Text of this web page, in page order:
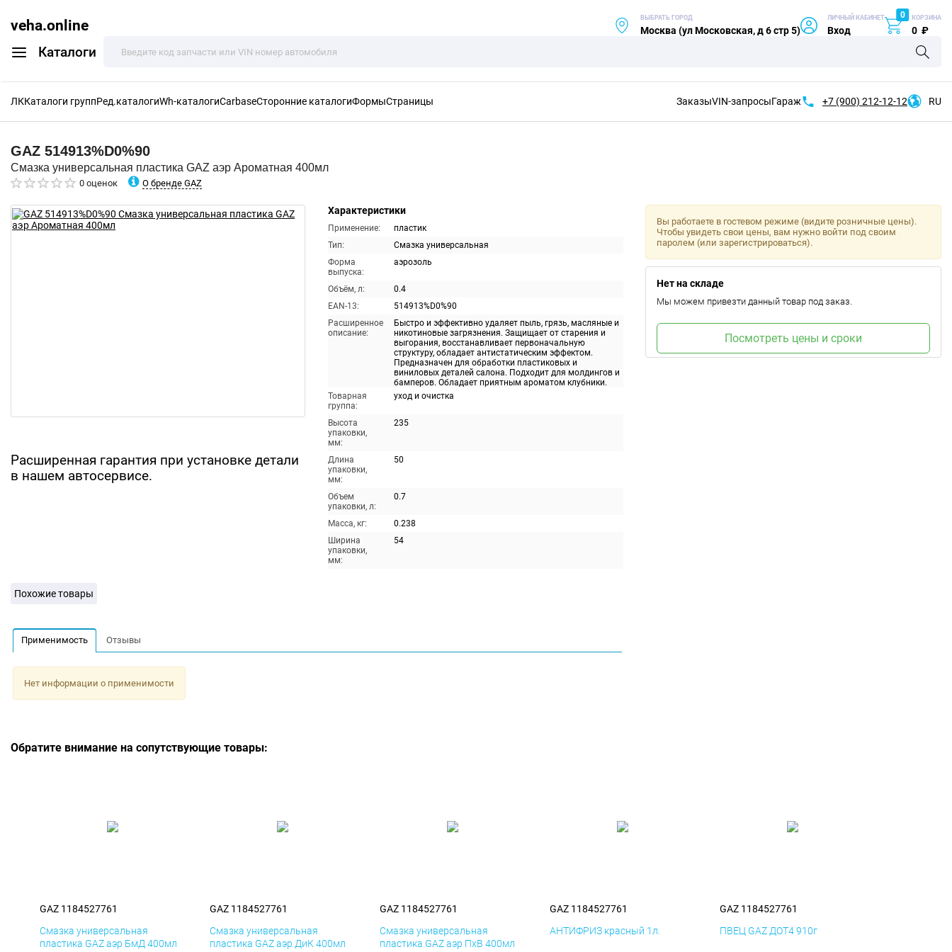
veha.online
Каталоги
ВЫБРАТЬ ГОРОД
Москва (ул Московская, д 6 стр 5)
ЛИЧНЫЙ КАБИНЕТ
Вход
0 КОРЗИНА
0 ₽
ЛККаталоги группРед.каталогиWh-каталогиCarbaseСторонние каталогиФормыСтраницы ЗаказыVIN-запросыГараж +7 (900) 212-12-12 RU
GAZ 514913%D0%90
Смазка универсальная пластика GAZ аэр Ароматная 400мл
0 оценок О бренде GAZ
Расширенная гарантия при установке детали
в нашем автосервисе.
Характеристики
Применение:
пластик
Тип:
Смазка универсальная
Форма
выпуска:
аэрозоль
Объём, л:
0.4
EAN-13:
514913%D0%90
Расширенное
описание:
Быстро и эффективно удаляет пыль, грязь, масляные и
никотиновые загрязнения. Защищает от старения и
выгорания, восстанавливает первоначальную
структуру, обладает антистатическим эффектом.
Предназначен для обработки пластиковых и
виниловых деталей салона. Подходит для молдингов и
бамперов. Обладает приятным ароматом клубники.
Товарная
группа:
уход и очистка
Высота
упаковки,
мм:
235
Длина
упаковки,
мм:
50
Объем
упаковки, л:
0.7
Масса, кг:
0.238
Ширина
упаковки,
мм:
54
Вы работаете в гостевом режиме (видите розничные цены).
Чтобы увидеть свои цены, вам нужно войти под своим
паролем (или зарегистрироваться).
Нет на складе
Мы можем привезти данный товар под заказ.
Посмотреть цены и сроки
Похожие товары
Применимость Отзывы
Нет информации о применимости
Обратите внимание на сопутствующие товары:
GAZ 1184527761
Смазка универсальная
пластика GAZ аэр БмД 400мл
GAZ 1184527761
Смазка универсальная
пластика GAZ аэр ДиК 400мл
GAZ 1184527761
Смазка универсальная
пластика GAZ аэр ПхВ 400мл
GAZ 1184527761
АНТИФРИЗ красный 1л.
GAZ 1184527761
ПВЕЦ GAZ ДОТ4 910г